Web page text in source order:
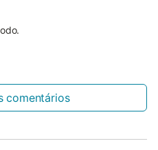
comentários